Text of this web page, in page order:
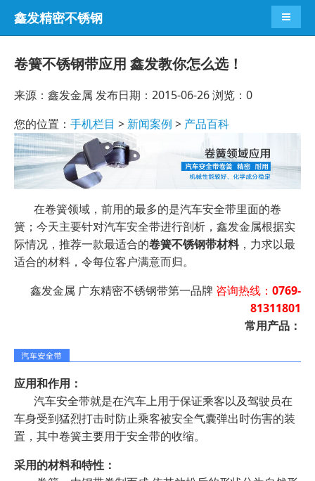
鑫发精密不锈钢 导航切
卷簧不锈钢带应用 鑫发教你怎么选！
来源：鑫发金属 发布日期：2015-06-26 浏览： 0
您的位置： 手机栏目 > 新闻案例 > 产品百科
在卷簧领域，前用的最多的是汽车安全带里面的卷
簧；今天主要针对汽车安全带进行剖析，鑫发金属根据实
际情况，推荐一款最适合的卷簧不锈钢带材料，力求以最
适合的材料，令每位客户满意而归。
鑫发金属 广东精密不锈钢带第一品牌 咨询热线： 0769-
81311801
常用产品：
应用和作用：
汽车安全带就是在汽车上用于保证乘客以及驾驶员在
车身受到猛烈打击时防止乘客被安全气囊弹出时伤害的装
置，其中卷簧主要用于安全带的收缩。
采用的材料和特性：